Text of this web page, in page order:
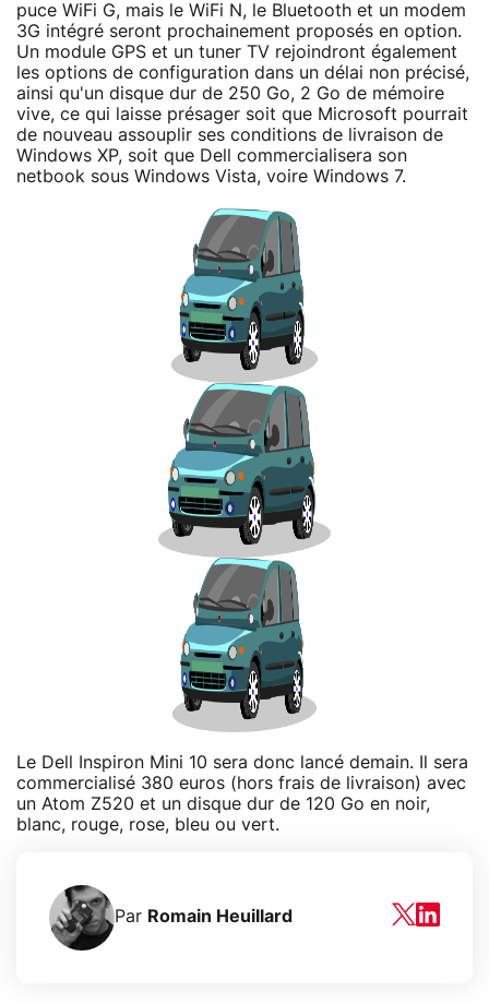
puce WiFi G, mais le WiFi N, le Bluetooth et un modem
3G intégré seront prochainement proposés en option.
Un module GPS et un tuner TV rejoindront également
les options de configuration dans un délai non précisé,
ainsi qu'un disque dur de 250 Go, 2 Go de mémoire
vive, ce qui laisse présager soit que Microsoft pourrait
de nouveau assouplir ses conditions de livraison de
Windows XP, soit que Dell commercialisera son
netbook sous Windows Vista, voire Windows 7.
Le Dell Inspiron Mini 10 sera donc lancé demain. Il sera
commercialisé 380 euros (hors frais de livraison) avec
un Atom Z520 et un disque dur de 120 Go en noir,
blanc, rouge, rose, bleu ou vert.
Par Romain Heuillard